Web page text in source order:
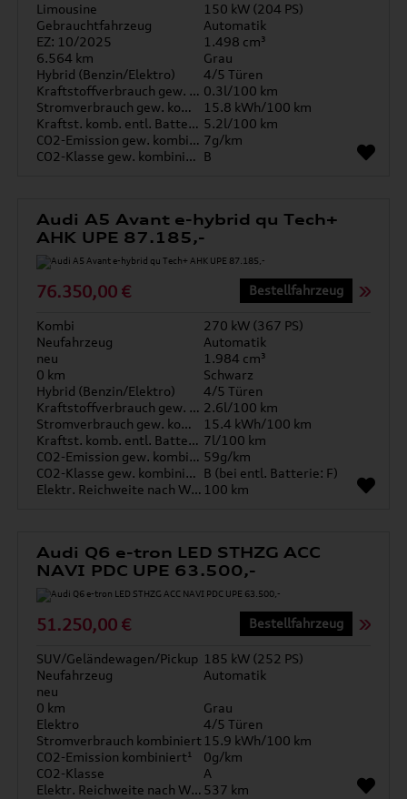
Limousine
150 kW (204 PS)
Gebrauchtfahrzeug
Automatik
EZ: 10/2025
1.498 cm³
6.564 km
Grau
Hybrid (Benzin/Elektro)
4/5 Türen
Kraftstoffverbrauch gew. kombiniert 0.3l/100 km
Stromverbrauch gew. kombiniert
15.8 kWh/100 km
Kraftst. komb. entl. Batterie 5.2l/100 km
CO2-Emission gew. kombiniert 7g/km
CO2-Klasse gew. kombiniert B
Audi A5 Avant e-hybrid qu Tech+
AHK UPE 87.185,-
76.350,00 € Bestellfahrzeug
Kombi
270 kW (367 PS)
Neufahrzeug
Automatik
neu
1.984 cm³
0 km
Schwarz
Hybrid (Benzin/Elektro)
4/5 Türen
Kraftstoffverbrauch gew. kombiniert 2.6l/100 km
Stromverbrauch gew. kombiniert
15.4 kWh/100 km
Kraftst. komb. entl. Batterie 7l/100 km
CO2-Emission gew. kombiniert 59g/km
CO2-Klasse gew. kombiniert B (bei entl. Batterie: F)
Elektr. Reichweite nach WLTP* 100 km
Audi Q6 e-tron LED STHZG ACC
NAVI PDC UPE 63.500,-
51.250,00 € Bestellfahrzeug
SUV/Geländewagen/Pickup 185 kW (252 PS)
Neufahrzeug
Automatik
neu
0 km
Grau
Elektro
4/5 Türen
Stromverbrauch kombiniert 15.9 kWh/100 km
CO2-Emission kombiniert¹
0g/km
CO2-Klasse
A
Elektr. Reichweite nach WLTP* 537 km